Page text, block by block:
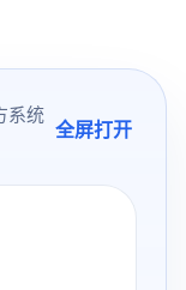
系统
全屏打开